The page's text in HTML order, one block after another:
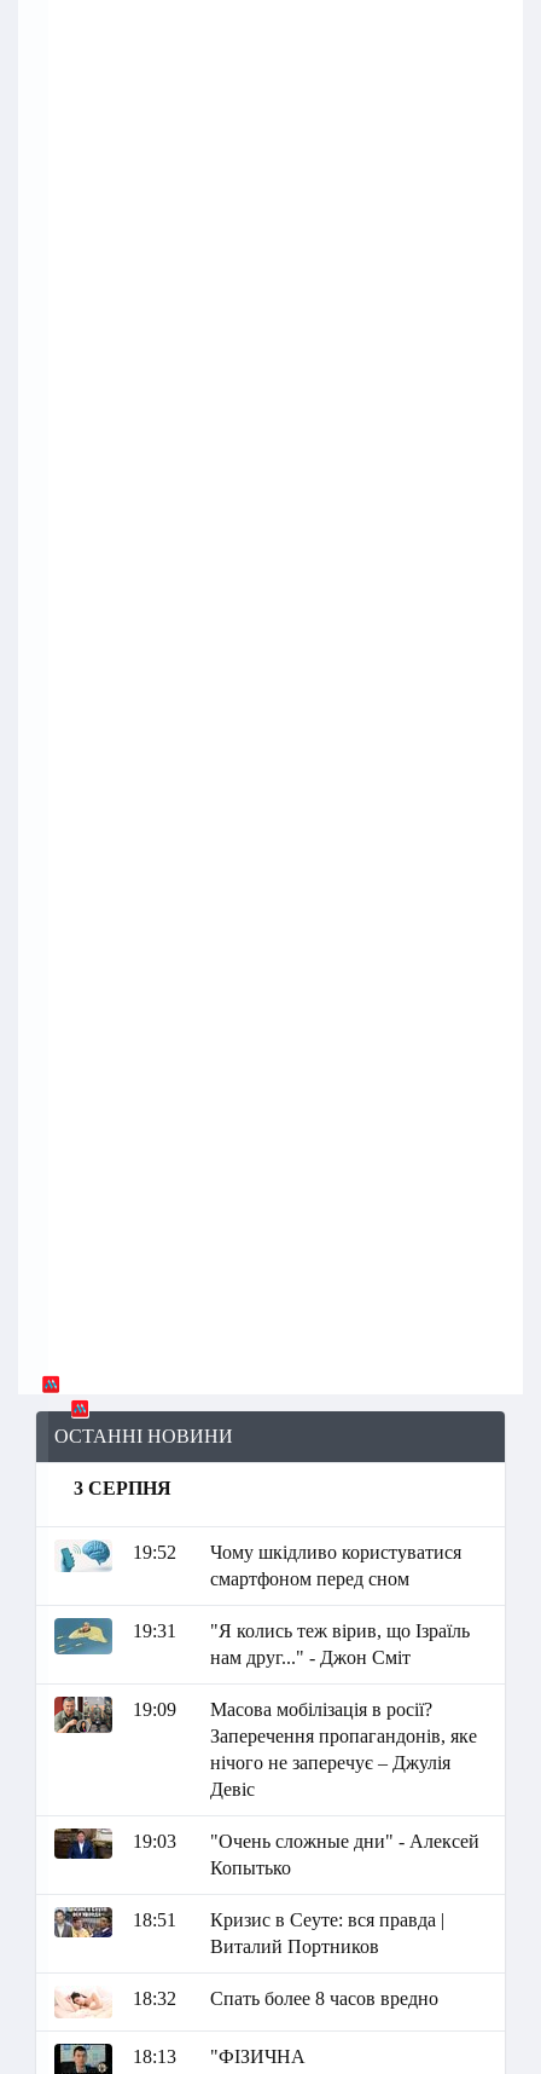
ОСТАННІ НОВИНИ
3 СЕРПНЯ
19:52
Чому шкідливо користуватися
смартфоном перед сном
19:31
"Я колись теж вірив, що Ізраїль
нам друг..." - Джон Сміт
19:09
Масова мобілізація в росії?
Заперечення пропагандонів, яке
нічого не заперечує – Джулія
Девіс
19:03
"Очень сложные дни" - Алексей
Копытько
18:51
Кризис в Сеуте: вся правда |
Виталий Портников
18:32 Спать более 8 часов вредно
18:13
"ФІЗИЧНА